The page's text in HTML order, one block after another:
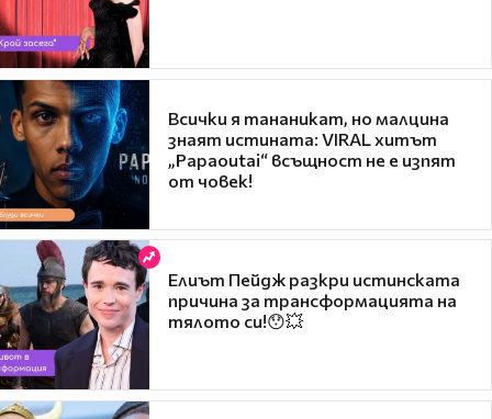
Всички я тананикат, но малцина
знаят истината: VIRAL хитът
„Papaoutai“ всъщност не е изпят
от човек!
Елиът Пейдж разкри истинската
причина за трансформацията на
тялото си!😯💥